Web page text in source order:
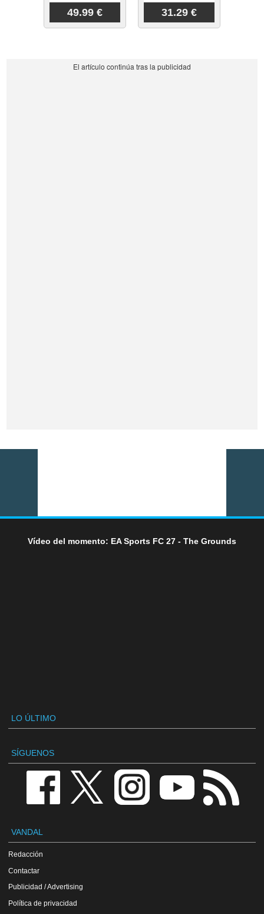
49.99 € 31.29 €
Vídeo del momento: EA Sports FC 27 - The Grounds
LO ÚLTIMO
SÍGUENOS
VANDAL
Redacción
Contactar
Publicidad / Advertising
Política de privacidad